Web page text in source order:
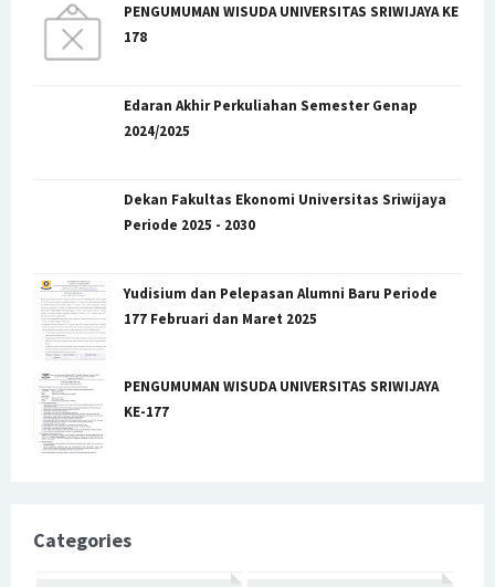
PENGUMUMAN WISUDA UNIVERSITAS SRIWIJAYA KE
178
Edaran Akhir Perkuliahan Semester Genap
2024/2025
Dekan Fakultas Ekonomi Universitas Sriwijaya
Periode 2025 - 2030
Yudisium dan Pelepasan Alumni Baru Periode
177 Februari dan Maret 2025
PENGUMUMAN WISUDA UNIVERSITAS SRIWIJAYA
KE-177
Categories